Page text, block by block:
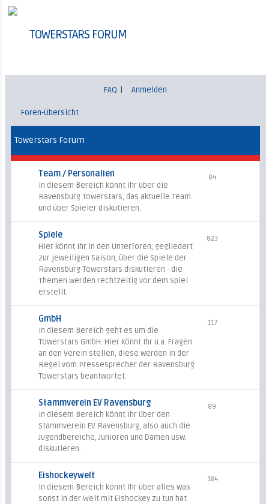
TOWERSTARS FORUM
FAQ Anmelden
Foren-Übersicht
Towerstars Forum
Team / Personalien
In diesem Bereich könnt Ihr über die
Ravensburg Towerstars, das aktuelle Team
und über Spieler diskutieren.
84
Spiele
Hier könnt Ihr in den Unterforen, gegliedert
zur jeweiligen Saison, über die Spiele der
Ravensburg Towerstars diskutieren - die
Themen werden rechtzeitig vor dem Spiel
erstellt.
823
GmbH
In diesem Bereich geht es um die
Towerstars GmbH. Hier könnt Ihr u.a. Fragen
an den Verein stellen, diese werden in der
Regel vom Pressesprecher der Ravensburg
Towerstars beantwortet.
117
Stammverein EV Ravensburg
In diesem Bereich könnt Ihr über den
Stammverein EV Ravensburg, also auch die
Jugendbereiche, Junioren und Damen usw.
diskutieren.
89
Eishockeywelt
In diesem Bereich könnt Ihr über alles was
sonst in der Welt mit Eishockey zu tun hat
184